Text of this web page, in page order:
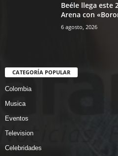
Beéle llega este
Arena con
6 agosto, 2026
CATEGORÍA POPULAR
Colombia
Musica
Eventos
Television
Celebridades